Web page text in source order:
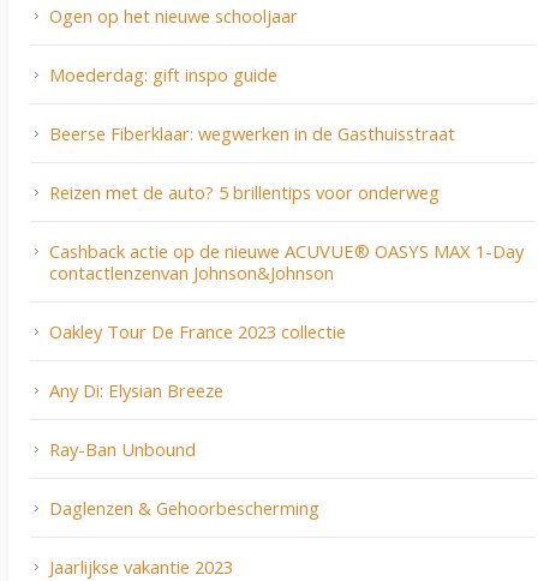
Ogen op het nieuwe schooljaar
Moederdag: gift inspo guide
Beerse Fiberklaar: wegwerken in de Gasthuisstraat
Reizen met de auto? 5 brillentips voor onderweg
Cashback actie op de nieuwe ACUVUE® OASYS MAX 1-Day
contactlenzenvan Johnson&Johnson
Oakley Tour De France 2023 collectie
Any Di: Elysian Breeze
Ray-Ban Unbound
Daglenzen & Gehoorbescherming
Jaarlijkse vakantie 2023